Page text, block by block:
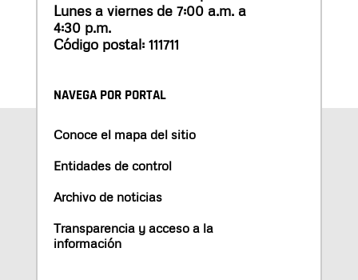
Lunes a viernes de 7:00 a.m. a
4:30 p.m.
Código postal: 111711
NAVEGA POR PORTAL
Conoce el mapa del sitio
Entidades de control
Archivo de noticias
Transparencia y acceso a la
información